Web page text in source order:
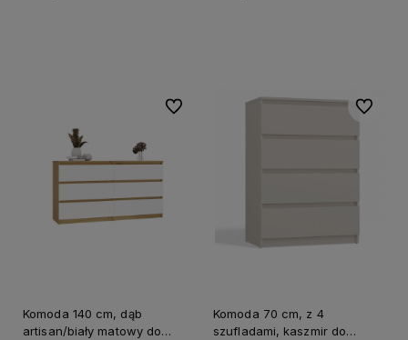
Komoda 140 cm, dąb
artisan/biały matowy do
Do ulubionych
Komoda 70 cm, z 4
szufladami, kaszmir do
Do